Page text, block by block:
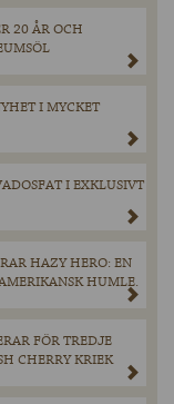
20 ÅR OCH
I MYCKET
I EXKLUSIVT
HAZY HERO: EN
HUMLE.
FÖR TREDJE
CHERRY KRIEK